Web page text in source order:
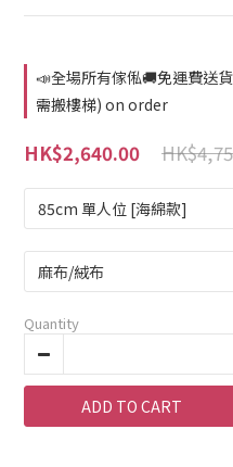
📣全場所有傢俬🚚免運費送
需搬樓梯) on order
HK$2,640.00
Quantity
ADD TO CART